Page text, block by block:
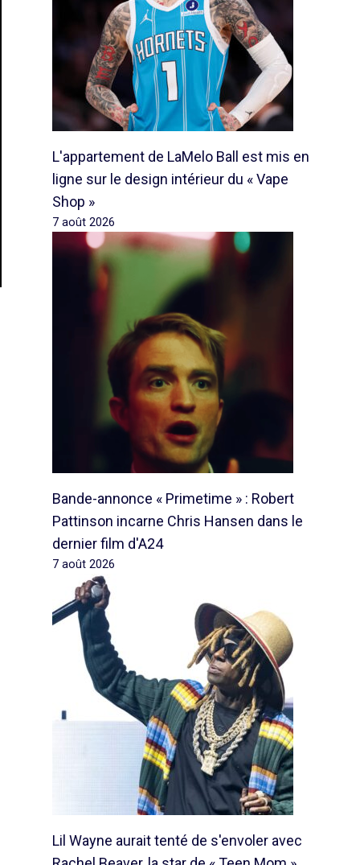
L'appartement de LaMelo Ball est mis en
ligne sur le design intérieur du « Vape
Shop »
7 août 2026
Bande-annonce « Primetime » : Robert
Pattinson incarne Chris Hansen dans le
dernier film d'A24
7 août 2026
Lil Wayne aurait tenté de s'envoler avec